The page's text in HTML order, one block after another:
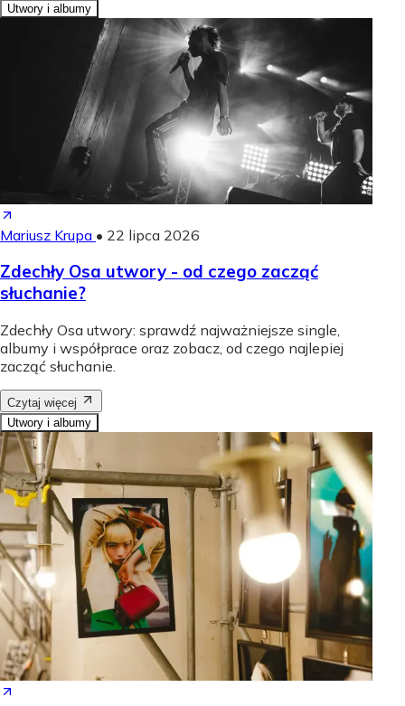
Utwory i albumy
Mariusz Krupa • 22 lipca 2026
Zdechły Osa utwory - od czego zacząć
słuchanie?
Zdechły Osa utwory: sprawdź najważniejsze single,
albumy i współprace oraz zobacz, od czego najlepiej
zacząć słuchanie.
Czytaj więcej
Utwory i albumy